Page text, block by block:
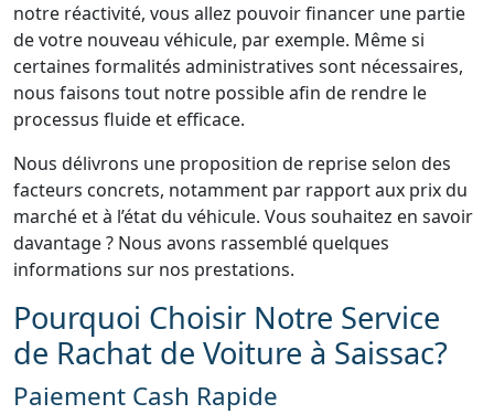
notre réactivité, vous allez pouvoir financer une partie
de votre nouveau véhicule, par exemple. Même si
certaines formalités administratives sont nécessaires,
nous faisons tout notre possible afin de rendre le
processus fluide et efficace.
Nous délivrons une proposition de reprise selon des
facteurs concrets, notamment par rapport aux prix du
marché et à l’état du véhicule. Vous souhaitez en savoir
davantage ? Nous avons rassemblé quelques
informations sur nos prestations.
Pourquoi Choisir Notre Service
de Rachat de Voiture à Saissac?
Paiement Cash Rapide